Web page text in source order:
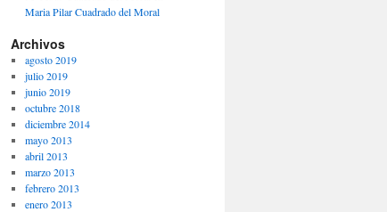
Maria Pilar Cuadrado del Moral
Archivos
agosto 2019
julio 2019
junio 2019
octubre 2018
diciembre 2014
mayo 2013
abril 2013
marzo 2013
febrero 2013
enero 2013